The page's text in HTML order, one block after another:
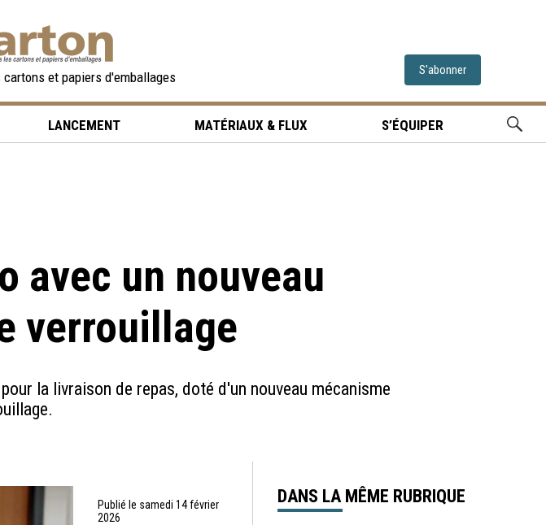
et papiers d'emballages S'abonner
LANCEMENT MATÉRIAUX & FLUX S’ÉQUIPER
avec un nouveau
verrouillage
la livraison de repas, doté d'un nouveau mécanisme
Publié le samedi 14 février
2026
DANS LA MÊME RUBRIQUE